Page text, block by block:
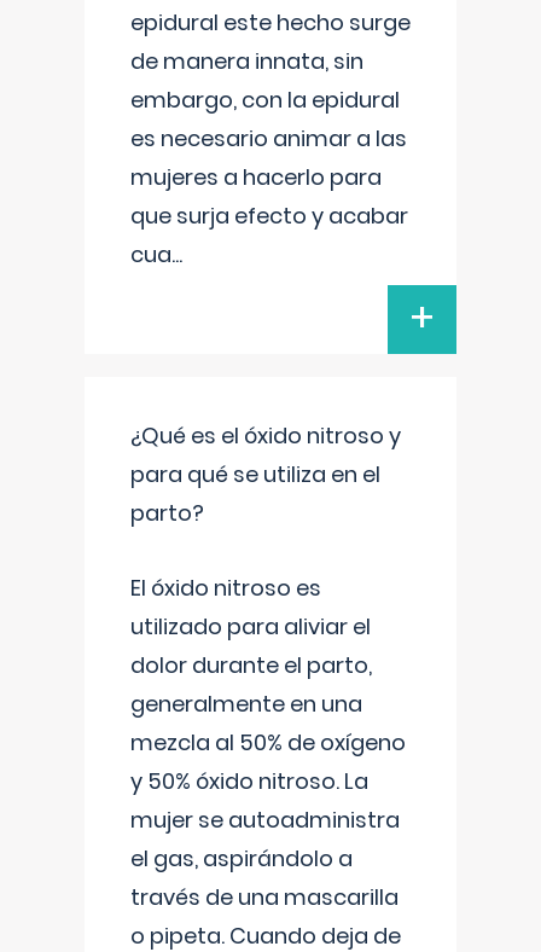
epidural este hecho surge
de manera innata, sin
embargo, con la epidural
es necesario animar a las
mujeres a hacerlo para
que surja efecto y acabar
cua...
+
¿Qué es el óxido nitroso y
para qué se utiliza en el
parto?
El óxido nitroso es
utilizado para aliviar el
dolor durante el parto,
generalmente en una
mezcla al 50% de oxígeno
y 50% óxido nitroso. La
mujer se autoadministra
el gas, aspirándolo a
través de una mascarilla
o pipeta. Cuando deja de